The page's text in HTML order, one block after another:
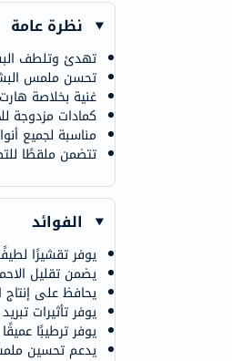
نظرة عامة
تهدئ وتلطف
تحسن ملمس
غنية بخلاصة
كمادات مزدوجة
مناسبة لجميع
تتضمن ملقطًا
الفوائد
يوفر تقشيرًا
يضمن تقليل
يحافظ على إنتاج
يوفر تأثيرات
يوفر ترطيبًا
يدعم تحسين